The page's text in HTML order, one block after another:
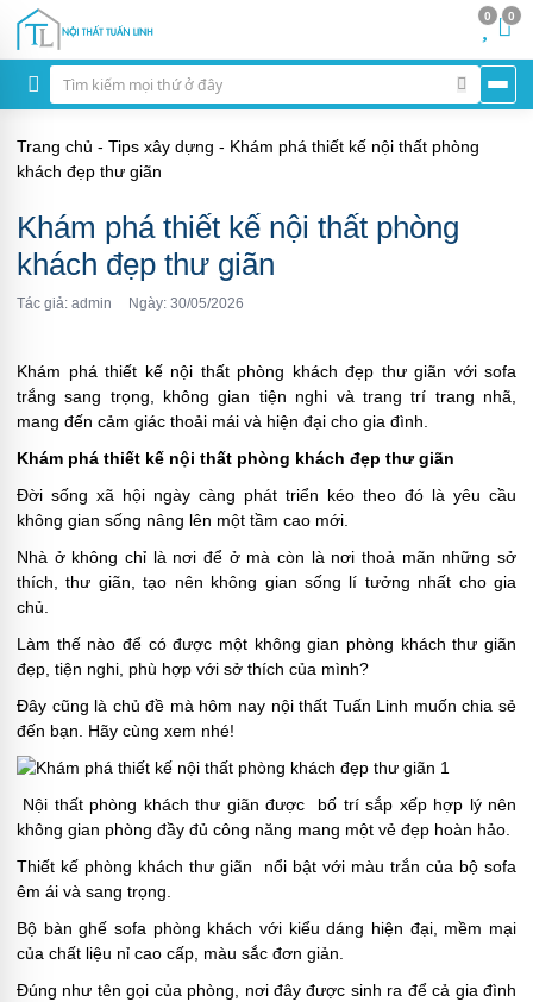
0 0
Trang chủ - Tips xây dựng - Khám phá thiết kế nội thất phòng
khách đẹp thư giãn
Khám phá thiết kế nội thất phòng
khách đẹp thư giãn
Tác giả: admin Ngày: 30/05/2026
Khám phá thiết kế nội thất phòng khách đẹp thư giãn với sofa
trắng sang trọng, không gian tiện nghi và trang trí trang nhã,
mang đến cảm giác thoải mái và hiện đại cho gia đình.
Khám phá thiết kế nội thất phòng khách đẹp thư giãn
Đời sống xã hội ngày càng phát triển kéo theo đó là yêu cầu
không gian sống nâng lên một tầm cao mới.
Nhà ở không chỉ là nơi để ở mà còn là nơi thoả mãn những sở
thích, thư giãn, tạo nên không gian sống lí tưởng nhất cho gia
chủ.
Làm thế nào để có được một không gian phòng khách thư giãn
đẹp, tiện nghi, phù hợp với sở thích của mình?
Đây cũng là chủ đề mà hôm nay nội thất Tuấn Linh muốn chia sẻ
đến bạn. Hãy cùng xem nhé!
Nội thất phòng khách thư giãn được bố trí sắp xếp hợp lý nên
không gian phòng đầy đủ công năng mang một vẻ đẹp hoàn hảo.
Thiết kế phòng khách thư giãn nổi bật với màu trắn của bộ sofa
êm ái và sang trọng.
Bộ bàn ghế sofa phòng khách với kiểu dáng hiện đại, mềm mại
của chất liệu nỉ cao cấp, màu sắc đơn giản.
Đúng như tên gọi của phòng, nơi đây được sinh ra để cả gia đình